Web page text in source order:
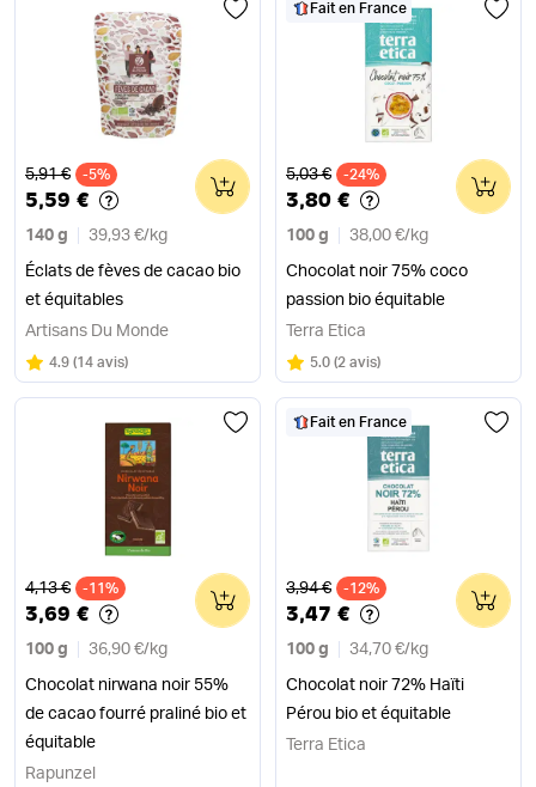
Ancien prix
5,91 € -5%
5,59 €
140 g 39,93 €/ kg
Éclats de fèves de cacao bio
et équitables
0
Artisans Du Monde
Note
4.9 sur 5
(14 avis)
Fait en France
Ancien prix
5,03 € -24%
3,80 €
100 g 38,00 €/ kg
Chocolat noir 75% coco
passion bio équitable
0
Terra Etica
Note
5.0 sur 5
(2 avis)
Ancien prix
4,13 € -11%
3,69 €
100 g 36,90 €/ kg
Chocolat nirwana noir 55%
de cacao fourré praliné bio et
équitable
0
Rapunzel
Fait en France
Ancien prix
3,94 € -12%
3,47 €
100 g 34,70 €/ kg
Chocolat noir 72% Haïti
Pérou bio et équitable
0
Terra Etica